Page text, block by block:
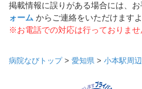
掲載情報に誤りがある場合には、お
ォーム からご連絡をいただけます
※お電話での対応は行っておりませ
病院なびトップ> 愛知県 > 小本駅周辺